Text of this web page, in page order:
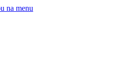
na menu